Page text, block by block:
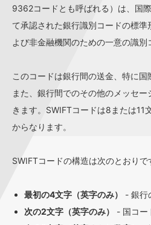
9362コードとも呼ばれる）は、国
て承認された銀行識別コードの標
よび非金融機関のための一意の識別
このコードは銀行間の送金、特に国
また、銀行間でのその他のメッセ
きます。SWIFTコードは8または11
からなります。
SWIFTコードの構造は次のとおりで
最初の4文字（英字のみ）
- 銀行
次の2文字（英字のみ）
- 国コー